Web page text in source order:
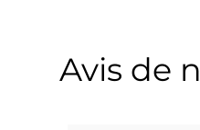
Avis de